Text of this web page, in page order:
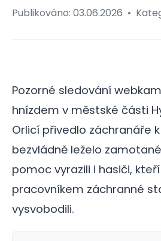
Publikováno: 03.06.2026 •
Pozorné sledování
hnízdem v městské části
Orlicí přivedlo záchranáře
bezvládně leželo
pomoc vyrazili i hasiči,
pracovníkem záchranné
vysvobodili.